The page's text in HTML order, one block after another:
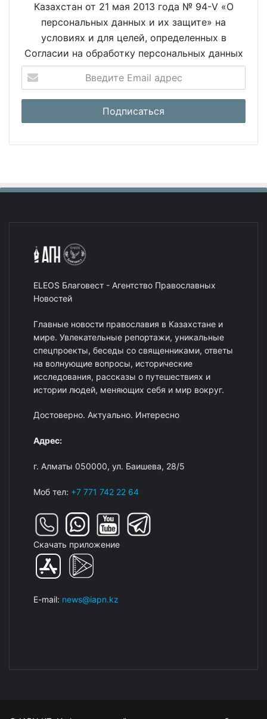
Казахстан от 21 мая 2013 года № 94-V «О
персональных данных и их защите» на
условиях и для целей, определенных в
Согласии на обработку персональных данных
ELEOS Благовест - Агентство Православных
Новостей
Главные новости православия в Казахстане и
мире. Увлекательные репортажи, уникальные
спецпроекты, беседы со священниками, ответы
на волнующие вопросы, исторические
исследования, рассказы о путешествиях и
истории людей, меняющих себя и мир вокруг.
Достоверно. Актуально. Интересно
Адрес:
г. Алматы 050000, ул. Баишева, 28/5
Моб тел: +7 771 742 22 64
Скачать приложение
E-mail: news@iapn.kz